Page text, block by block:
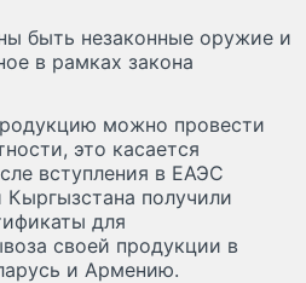
быть незаконные оружие и
в рамках закона
можно провести
это касается
вступления в ЕАЭС
Кыргызстана получили
для
своей продукции в
и Армению.